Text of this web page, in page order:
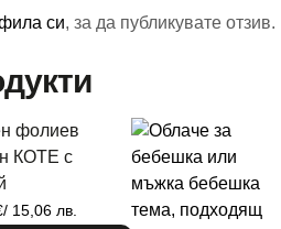
си, за да публикувате отзив.
фолиев
КОТЕ с
/ 15,06 лв.